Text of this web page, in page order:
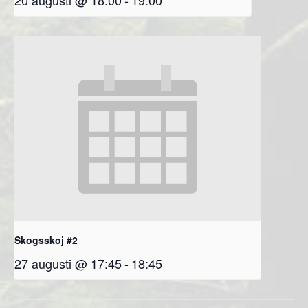
Skogsskoj #2
27 augusti @ 17:45-18:45